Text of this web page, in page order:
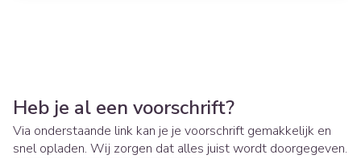
Heb je al een voorschrift?
Via onderstaande link kan je je voorschrift gemakkelijk en
snel opladen. Wij zorgen dat alles juist wordt doorgegeven.